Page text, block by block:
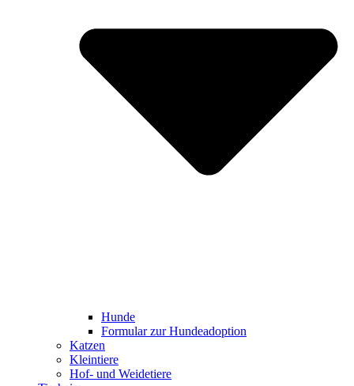
Hunde
Formular zur Hundeadoption
Katzen
Kleintiere
Hof- und Weidetiere